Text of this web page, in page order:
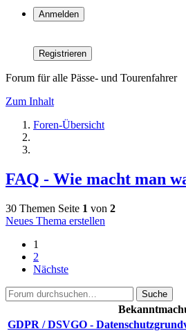
Anmelden
Registrieren
Forum für alle Pässe- und Tourenfahrer
Zum Inhalt
Foren-Übersicht
FAQ - Wie macht man
30 Themen Seite 1 von 2
Neues Thema erstellen
1
2
Nächste
Suche
GDPR / DSVGO -